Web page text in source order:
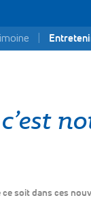
c’est
soit dans ces